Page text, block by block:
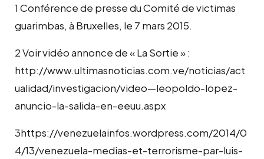
1 Conférence de presse du Comité de victimas
guarimbas, à Bruxelles, le 7 mars 2015.
2 Voir vidéo annonce de « La Sortie » :
http://www.ultimasnoticias.com.ve/noticias/act
ualidad/investigacion/video—leopoldo-lopez-
anuncio-la-salida-en-eeuu.aspx
3https://venezuelainfos.wordpress.com/2014/0
4/13/venezuela-medias-et-terrorisme-par-luis-